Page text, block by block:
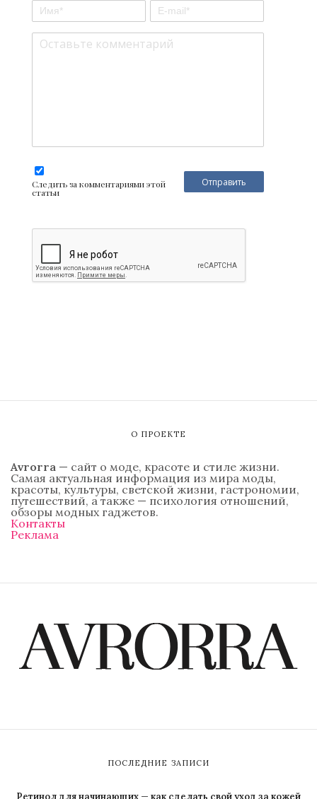
Следить за комментариями этой
статьи
О ПРОЕКТЕ
Avrorra — сайт о моде, красоте и стиле жизни.
Самая актуальная информация из мира моды,
красоты, культуры, светской жизни, гастрономии,
путешествий, а также — психология отношений,
обзоры модных гаджетов.
Контакты
Реклама
ПОСЛЕДНИЕ ЗАПИСИ